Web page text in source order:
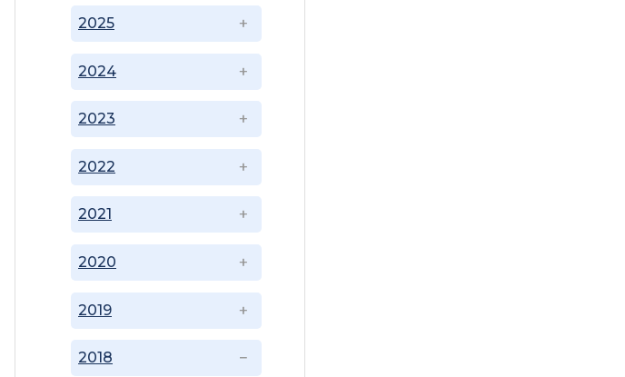
2018
2019
2020
2021
2022
2023
2024
2025